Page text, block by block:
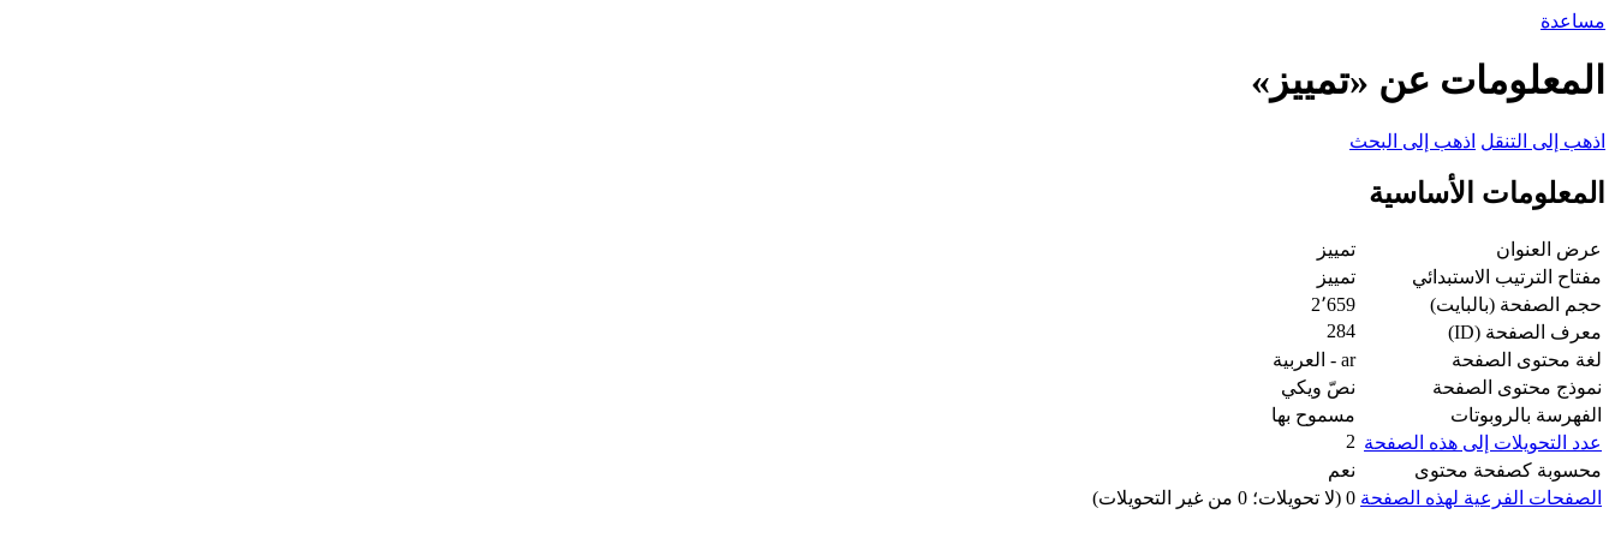
مساعدة
المعلومات عن «تمييز»
اذهب إلى التنقل اذهب إلى البحث
المعلومات الأساسية
عرض العنوان
تمييز
مفتاح الترتيب الاستبدائي
تمييز
حجم الصفحة (بالبايت)
2٬659
معرف الصفحة (ID)
284
لغة محتوى الصفحة
ar - العربية
نموذج محتوى الصفحة
نصّ ويكي
الفهرسة بالروبوتات
مسموح بها
عدد التحويلات إلى هذه الصفحة 2
محسوبة كصفحة محتوى
نعم
الصفحات الفرعية لهذه الصفحة 0 (لا تحويلات؛ 0 من غير التحويلات)